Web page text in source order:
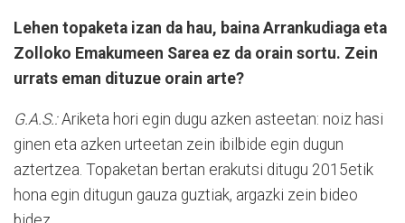
Lehen topaketa izan da hau, baina Arrankudiaga eta
Zolloko Emakumeen Sarea ez da orain sortu. Zein
urrats eman dituzue orain arte?
G.A.S.:Ariketa hori egin dugu azken asteetan: noiz hasi
ginen eta azken urteetan zein ibilbide egin dugun
aztertzea. Topaketan bertan erakutsi ditugu 2015etik
hona egin ditugun gauza guztiak, argazki zein bideo